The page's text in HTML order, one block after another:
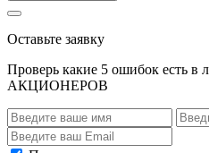
Оставьте заявку
Проверь какие 5 ошибок есть в
АКЦИОНЕРОВ